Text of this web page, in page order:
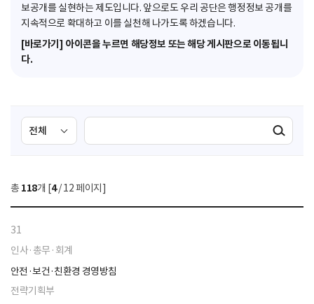
보공개를 실현하는 제도입니다. 앞으로도 우리 공단은 행정정보 공개를
지속적으로 확대하고 이를 실천해 나가도록 하겠습니다.
[바로가기] 아이콘을 누르면 해당정보 또는 해당 게시판으로 이동됩니
다.
검
색
선
택
색
검색실행
총 118개 [4/ 12 페이지]
31
인사·총무·회계
안전·보건·친환경 경영방침
전략기획부